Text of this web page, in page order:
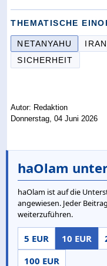
THEMATISCHE
NETANYAHU IRAN
SICHERHEIT
Autor: Redaktion
Donnerstag, 04 Juni 2026
haOlam
haOlam ist auf die
angewiesen. Jeder
weiterzuführen.
5 EUR 10 EUR
100 EUR